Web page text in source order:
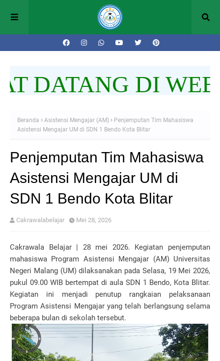
DATANG DI
Beranda Asistensi Mengajar (AM)
Penjemputan Tim Mahasiswa
Asistensi Mengajar UM di SDN 1 Bendo Kota Blitar
Penjemputan Tim Mahasiswa
Asistensi Mengajar UM di
SDN 1 Bendo Kota Blitar
Cakrawalabelajar Mei 28, 2026
Cakrawala Belajar | 28 mei 2026. Kegiatan penjemputan
mahasiswa Program Asistensi Mengajar (AM) Universitas
Negeri Malang (UM) dilaksanakan pada Selasa, 19 Mei 2026,
pukul 09.00 WIB bertempat di aula SDN 1 Bendo, Kota Blitar.
Kegiatan ini menjadi penutup rangkaian pelaksanaan
Program Asistensi Mengajar yang telah berlangsung selama
beberapa bulan di sekolah tersebut.